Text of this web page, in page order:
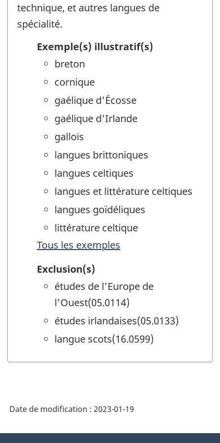
technique, et autres langues de
spécialité.
Exemple(s) illustratif(s)
breton
cornique
gaélique d'Écosse
gaélique d'Irlande
gallois
langues brittoniques
langues celtiques
langues et littérature celtiques
langues goïdéliques
littérature celtique
Tous les exemples
Exclusion(s)
études de l'Europe de
l'Ouest(05.0114)
études irlandaises(05.0133)
langue scots(16.0599)
Date de modification : 2023-01-19